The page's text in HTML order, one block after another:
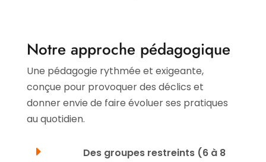
Notre approche pédagogique
Une pédagogie rythmée et exigeante,
conçue pour provoquer des déclics et
donner envie de faire évoluer ses pratiques
au quotidien.
E
Des groupes restreints (6 à 8